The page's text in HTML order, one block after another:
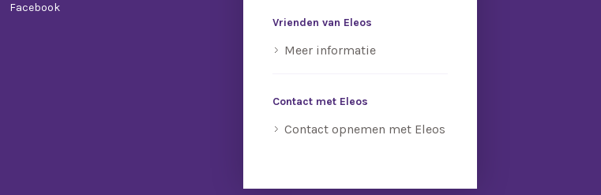
Vrienden van Eleos
Meer informatie
Contact met Eleos
Contact opnemen met Eleos
Facebook